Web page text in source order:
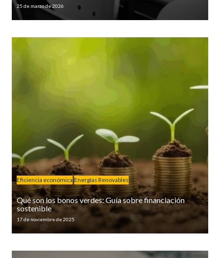
25 de marzo de 2026
Eficiencia económica Energías Renovables
Qué son los bonos verdes: Guía sobre financiación
sostenible
17 de noviembre de 2025